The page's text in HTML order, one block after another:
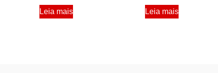
Leia mais Leia mais